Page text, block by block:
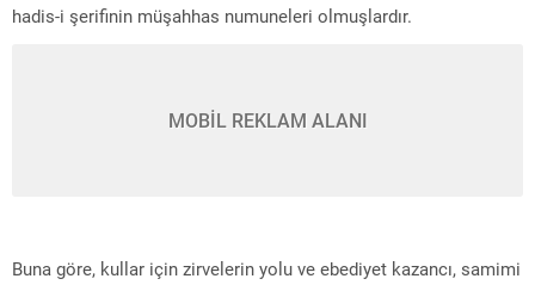
hadis-i şerifinin müşahhas numuneleri olmuşlardır.
MOBİL REKLAM ALANI
Buna göre, kullar için zirvelerin yolu ve ebediyet kazancı, samimi